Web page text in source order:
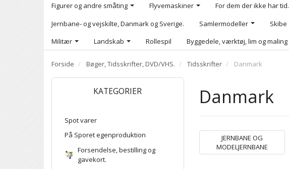
Figurer og andre småting
Flyvemaskiner For dem der ikke har tid.
Jernbane- og vejskilte, Danmark og Sverige.
Samlermodeller Skibe
Militær
Landskab Rollespil Byggedele, værktøj, lim og maling
Forside Bøger, Tidsskrifter, DVD/VHS. Tidsskrifter Danmark
KATEGORIER
Spot varer
På Sporet egenproduktion
Forsendelse, bestilling og
gavekort.
Danmark
JERNBANE OG
MODELJERNBANE